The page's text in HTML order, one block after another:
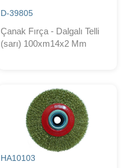
D-39805
Çanak Fırça - Dalgalı Telli
(sarı) 100xm14x2 Mm
HA10103